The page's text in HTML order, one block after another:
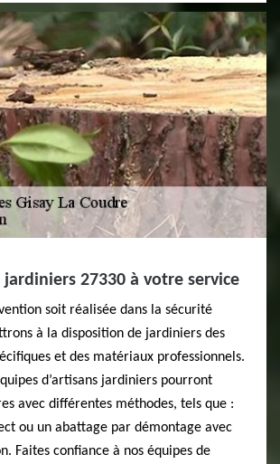
jardiniers 27330 à votre service
soit réalisée dans la sécurité
à la disposition de jardiniers des
et des matériaux professionnels.
d’artisans jardiniers pourront
avec différentes méthodes, tels que :
ou un abattage par démontage avec
Faites confiance à nos équipes de